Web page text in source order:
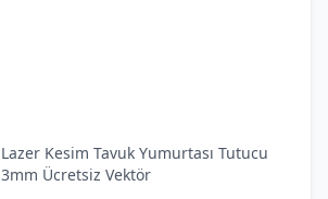
Lazer Kesim Tavuk Yumurtası Tutucu
3mm Ücretsiz Vektör